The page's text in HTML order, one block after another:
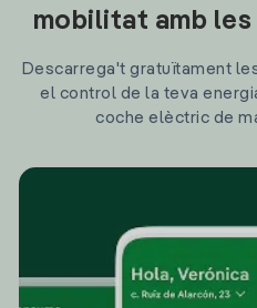
mobilitat amb
Descarrega't gratuïtament
el control de la teva
coche elèctric de